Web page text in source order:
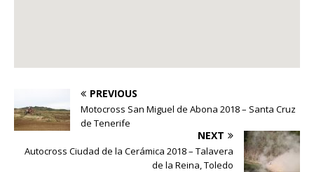
PREVIOUS
Motocross San Miguel de Abona 2018 – Santa Cruz
de Tenerife
NEXT
Autocross Ciudad de la Cerámica 2018 – Talavera
de la Reina, Toledo